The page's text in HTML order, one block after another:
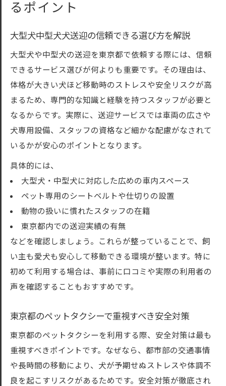
るポイント
大型犬中型犬犬送迎の信頼できる選び方を解説
大型犬や中型犬の送迎を東京都で依頼する際には、信頼
できるサービス選びが何よりも重要です。その理由は、
体格が大きい犬ほど移動時のストレスや安全リスクが高
まるため、専門的な知識と経験を持つスタッフが必要と
なるからです。実際に、送迎サービスでは車両の広さや
犬専用設備、スタッフの資格など細かな配慮がなされて
いるかが安心のポイントとなります。
具体的には、
大型犬・中型犬に対応した広めの車内スペース
ペット専用のシートベルトや仕切りの設置
動物の扱いに慣れたスタッフの在籍
東京都内での送迎実績の有無
などを確認しましょう。これらが整っていることで、飼
い主も愛犬も安心して移動できる環境が整います。特に
初めて利用する場合は、事前に口コミや実際の利用者の
声を確認することもおすすめです。
東京都のペットタクシーで重視すべき安全対策
東京都のペットタクシーを利用する際、安全対策は最も
重視すべきポイントです。なぜなら、都市部の交通事情
や長時間の移動により、犬が予期せぬストレスや体調不
良を起こすリスクがあるためです。安全対策が徹底され